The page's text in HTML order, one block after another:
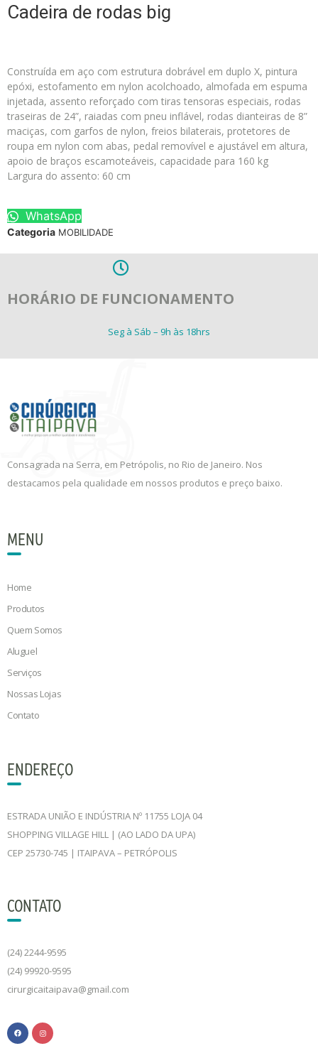
Cadeira de rodas big
Construída em aço com estrutura dobrável em duplo X, pintura
epóxi, estofamento em nylon acolchoado, almofada em espuma
injetada, assento reforçado com tiras tensoras especiais, rodas
traseiras de 24”, raiadas com pneu inflável, rodas dianteiras de 8”
maciças, com garfos de nylon, freios bilaterais, protetores de
roupa em nylon com abas, pedal removível e ajustável em altura,
apoio de braços escamoteáveis, capacidade para 160 kg
Largura do assento: 60 cm
WhatsApp
Categoria MOBILIDADE
HORÁRIO DE FUNCIONAMENTO
Seg à Sáb – 9h às 18hrs
Consagrada na Serra, em Petrópolis, no Rio de Janeiro. Nos
destacamos pela qualidade em nossos produtos e preço baixo.
MENU
Home
Produtos
Quem Somos
Aluguel
Serviços
Nossas Lojas
Contato
ENDEREÇO
ESTRADA UNIÃO E INDÚSTRIA Nº 11755 LOJA 04
SHOPPING VILLAGE HILL | (AO LADO DA UPA)
CEP 25730-745 | ITAIPAVA – PETRÓPOLIS
CONTATO
(24) 2244-9595
(24) 99920-9595
cirurgicaitaipava@gmail.com